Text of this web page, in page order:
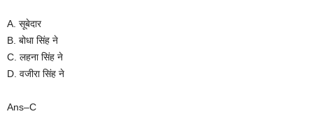
A. सूबेदार
B. बोधा सिंह ने
C. लहना सिंह ने
D. वजीरा सिंह ने
Ans–C